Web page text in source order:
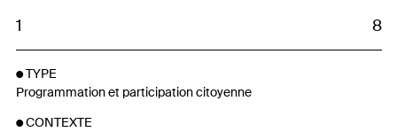
1 8
TYPE
Programmation et participation citoyenne
CONTEXTE